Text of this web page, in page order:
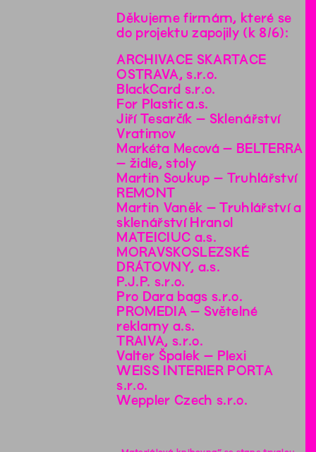
Děkujeme firmám, které se
do projektu zapojily (k 8/6):
ARCHIVACE SKARTACE
OSTRAVA, s.r.o.
BlackCard s.r.o.
For Plastic a.s.
Jiří Tesarčík – Sklenářství
Vratimov
Markéta Mecová – BELTERRA
– židle, stoly
Martin Soukup – Truhlářství
REMONT
Martin Vaněk – Truhlářství a
sklenářství Hranol
MATEICIUC a.s.
MORAVSKOSLEZSKÉ
DRÁTOVNY, a.s.
P.J.P. s.r.o.
Pro Dara bags s.r.o.
PROMEDIA – Světelné
reklamy a.s.
TRAIVA, s.r.o.
Valter Špalek – Plexi
WEISS INTERIER PORTA
s.r.o.
Weppler Czech s.r.o.